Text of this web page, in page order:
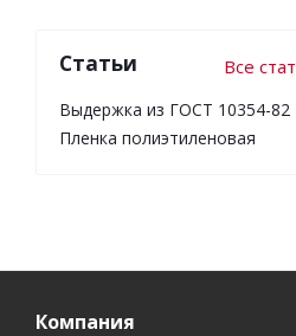
Статьи Все
Выдержка из ГОСТ 10354-82
Пленка полиэтиленовая
Компания